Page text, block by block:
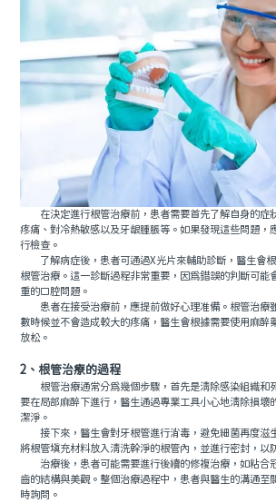
在決定進行根管治療前，患者需要首先了解自身的症
疼痛、對冷熱敏感以及牙龈腫脹等。如果發現這些問題，
行檢查。
了解病症後，患者可通過X光片來輔助診斷，醫生會
根管治療。這一診斷過程非常重要，因爲錯誤的判斷可能
重的口腔問題。
患者在接受治療前，應提前做好心理准備。根管治療
數時候並不會造成較大的疼痛，醫生會根據需要使用麻醉
放松。
2、根管治療的過程
根管治療通常分爲幾個步驟，首先是清除感染組織和
要在局部麻醉下進行，醫生通過專業工具小心地清除損壞
潔淨。
接下來，醫生會對牙根管進行消毒，避免細菌再度滋
將根管填充材料放入清洗幹淨的根管內，並進行密封，以
治療後，患者可能需要進行後續的修複治療，如粘合
齒的結構與美觀。整個治療過程中，患者與醫生的溝通至
時詢問。